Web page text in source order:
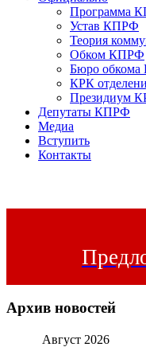
Программа
Устав КПРФ
Теория
Обком КПРФ
Бюро
КРК
Президиум
Депутаты КПРФ
Медиа
Вступить
Контакты
Архив новостей
Август 2026